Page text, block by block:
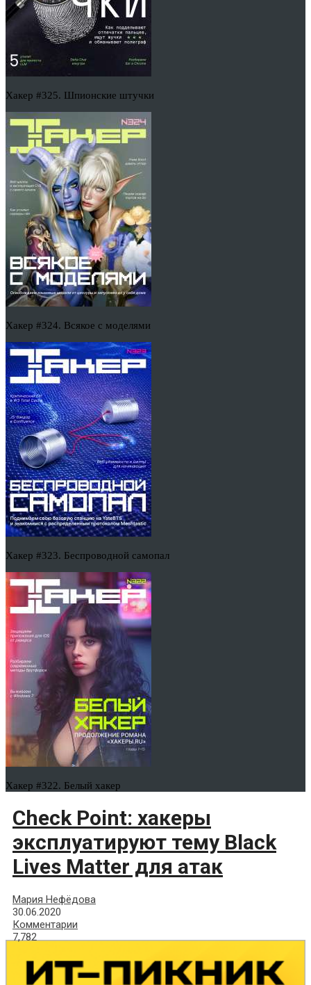
Хакер #325. Шпионские штучки
Хакер #324. Всякое с моделями
Хакер #323. Беспроводной самопал
Хакер #322. Белый хакер
Check Point: хакеры
эксплуатируют тему Black
Lives Matter для атак
Мария Нефёдова
30.06.2020
Комментарии
7,782